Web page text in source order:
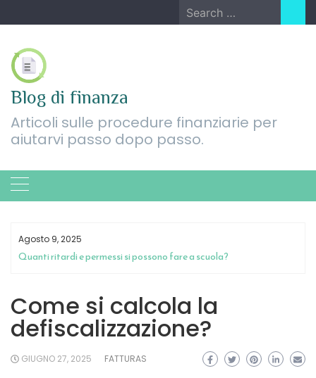
to
Search
for:
Blog di finanza
Articoli sulle procedure finanziarie per
aiutarvi passo dopo passo.
Agosto 9, 2025
Quanti ritardi e permessi si possono fare a scuola?
Come si calcola la
defiscalizzazione?
GIUGNO 27, 2025 FATTURAS